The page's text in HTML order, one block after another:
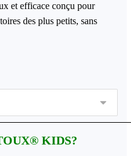
et efficace conçu pour
des plus petits, sans
® KIDS?